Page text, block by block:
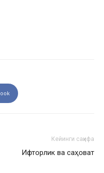
Кейинги саҳифа
Ифторлик ва саҳоват